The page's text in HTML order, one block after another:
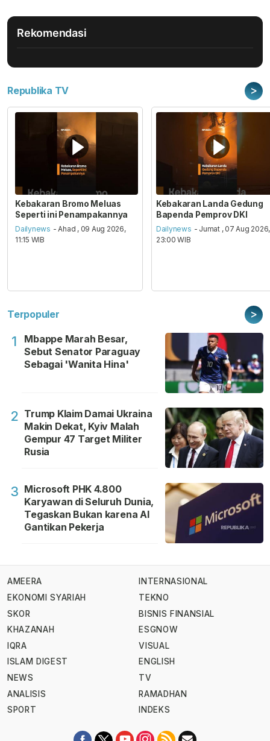
Rekomendasi
Republika TV >
Kebakaran Bromo Meluas
Seperti ini Penampakannya
Dailynews - Ahad , 09 Aug 2026,
11:15 WIB
Kebakaran Landa Gedung
Bapenda Pemprov DKI
Dailynews - Jumat , 07 Aug 2026,
23:00 WIB
Terpopuler >
1
Mbappe Marah Besar,
Sebut Senator Paraguay
Sebagai 'Wanita Hina'
2 Trump Klaim Damai Ukraina
Makin Dekat, Kyiv Malah
Gempur 47 Target Militer
Rusia
3 Microsoft PHK 4.800
Karyawan di Seluruh Dunia,
Tegaskan Bukan karena AI
Gantikan Pekerja
AMEERA
EKONOMI SYARIAH
SKOR
KHAZANAH
IQRA
ISLAM DIGEST
NEWS
ANALISIS
SPORT
INTERNASIONAL
TEKNO
BISNIS FINANSIAL
ESGNOW
VISUAL
ENGLISH
TV
RAMADHAN
INDEKS